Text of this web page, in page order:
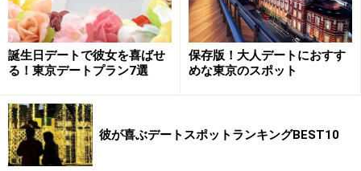
竹林の中で抹茶をいただける休耕庵
そのさらに奥には美しい竹の庭が広がり、竹林を進むと
景色を眺めながら抹茶を楽しめる「休耕庵」がありま
す。清らかな空気や滝の音、鳥のさえずりなど、癒しの
風景と心地よい音の中で過ごす時間は格別。まるで、本
当に心が洗われているような感覚に陥ります。2人に普
段とは違った神聖な気持ちをもたらしてくれるでしょ
誕生日デートで彼女を喜ばせ
る！東京デートプラン7選
保存版！大人デートにおすす
めな東京のスポット
彼が喜ぶデートスポットランキングBEST10